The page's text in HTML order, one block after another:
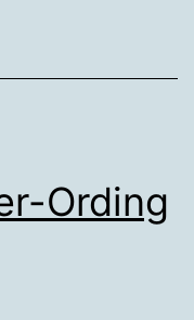
Ording